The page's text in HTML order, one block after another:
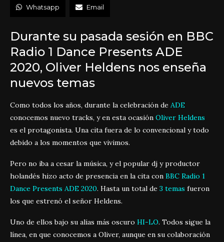
Whatsapp Email
Durante su pasada sesión en BBC
Radio 1 Dance Presents ADE
2020, Oliver Heldens nos enseña
nuevos temas
Como todos los años, durante la celebración de ADE
conocemos nuevo tracks, y en esta ocasión Oliver Heldens
es el protagonista. Una cita fuera de lo convencional y todo
debido a los momentos que vivimos.
Pero no iba a cesar la música, y el popular dj y productor
holandés hizo acto de presencia en la cita con BBC Radio 1
Dance Presents ADE 2020. Hasta un total de 3 temas fueron
los que estrenó el señor Heldens.
Uno de ellos bajo su alias más oscuro HI-LO. Todos sigue la
línea, en que conocemos a Oliver, aunque en su colaboración